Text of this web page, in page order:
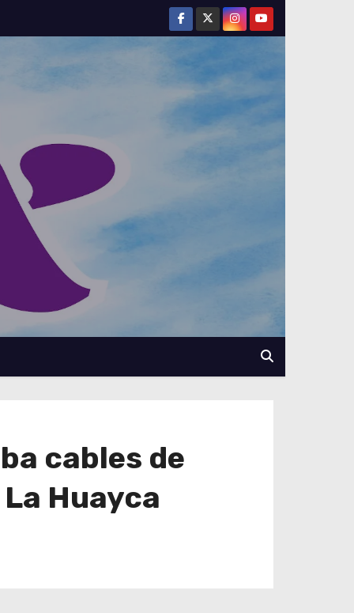
cables de
Huayca